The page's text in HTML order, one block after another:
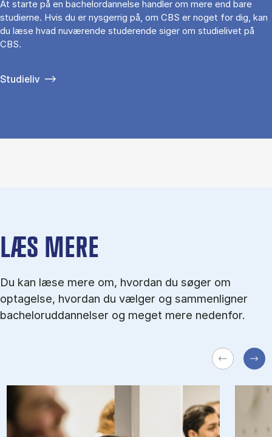
At starte på en bachelordannelse handler om mere end bare
studierne. Hvis du er nysgerrig på, om CBS er noget for dig, kan
du læse hvad nuværende studerende siger om studielivet på
CBS.
Studieliv
LÆS MERE
Du kan læse mere om, hvordan du søger om
optagelse, hvordan du vælger og sammenligner
bacheloruddannelser og meget mere nedenfor.